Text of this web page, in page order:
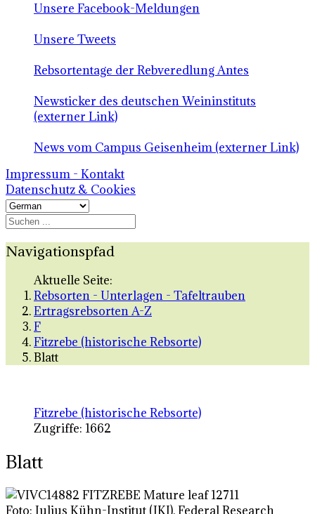
Unsere Facebook-Meldungen
Unsere Tweets
Rebsortentage der Rebveredlung Antes
Newsticker des deutschen Weininstituts
(externer Link)
News vom Campus Geisenheim (externer Link)
Impressum - Kontakt
Datenschutz & Cookies
Navigationspfad
Aktuelle Seite:
Rebsorten - Unterlagen - Tafeltrauben
Ertragsrebsorten A-Z
F
Fitzrebe (historische Rebsorte)
Blatt
Fitzrebe (historische Rebsorte)
Zugriffe: 1662
Blatt
Foto: Julius Kühn-Institut (JKI), Federal Research